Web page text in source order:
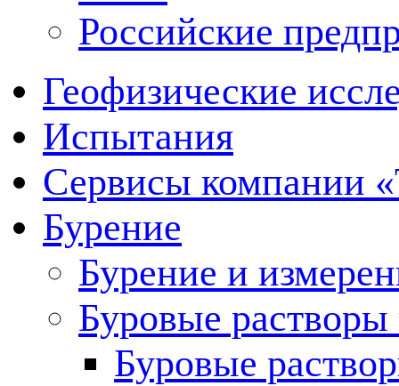
Российские
Геофизические
Испытания
Сервисы компании
Бурение
Бурение и
Буровые
Буровые